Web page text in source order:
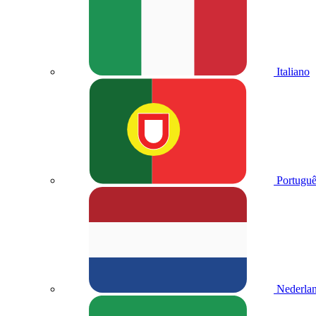
Italiano